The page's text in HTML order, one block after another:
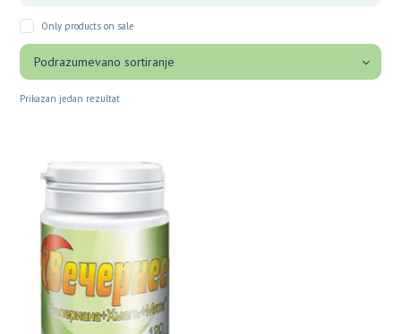
Only products on sale
Prikazan jedan rezultat